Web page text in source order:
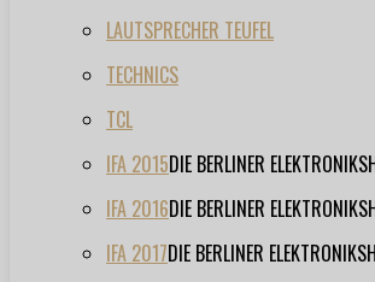
LAUTSPRECHER TEUFEL
TECHNICS
TCL
IFA 2015DIE BERLINER
IFA 2016DIE BERLINER
IFA 2017DIE BERLINER